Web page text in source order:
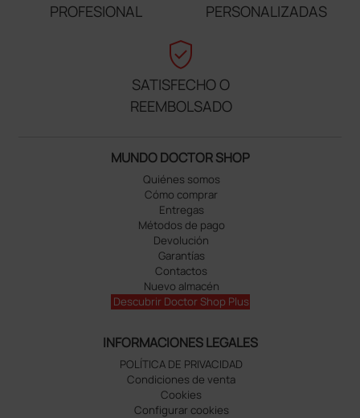
PROFESIONAL
PERSONALIZADAS
verified_user
SATISFECHO O
REEMBOLSADO
MUNDO DOCTOR SHOP
Quiénes somos
Cómo comprar
Entregas
Métodos de pago
Devolución
Garantías
Contactos
Nuevo almacén
Descubrir Doctor Shop Plus
INFORMACIONES LEGALES
POLÍTICA DE PRIVACIDAD
Condiciones de venta
Cookies
Configurar cookies